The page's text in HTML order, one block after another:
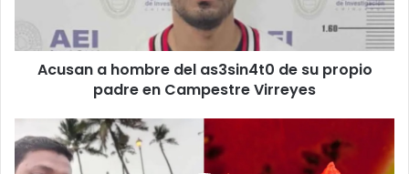
padre
Acusan a hombre del as3sin4t0 de su propio
padre en Campestre Virreyes
Mu3ren
4
integrantes